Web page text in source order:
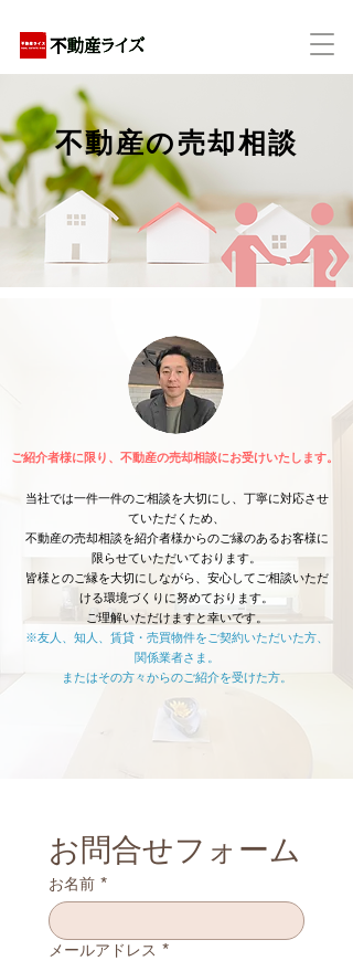
不動産の売却相談
ご紹介者様に限り、不動産の売却相談にお受けいたします。
当社では一件一件のご相談を大切にし、丁寧に対応させ
ていただくため、
不動産の売却相談を紹介者様からのご縁のあるお客様に
限らせていただいております。
皆様とのご縁を大切にしながら、安心してご相談いただ
ける環境づくりに努めております。
ご理解いただけますと幸いです。
※友人、知人、賃貸・売買物件をご契約いただいた方、
関係業者さま。
​またはその方々からのご紹介を受けた方。
お問合せフォーム
お名前 *
メールアドレス *